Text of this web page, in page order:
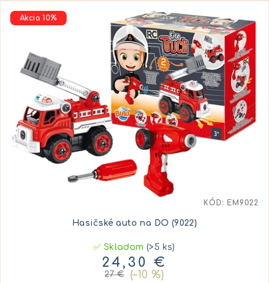
Akcia 10%
Hasičské auto na DO (9022)
✅ Skladom(>5 ks)
24,30 €
27 € (–10 %)
KÓD: EM9022